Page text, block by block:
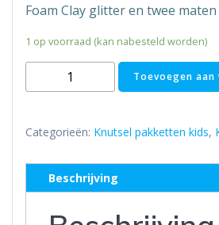
Foam Clay glitter en twee
1 op voorraad (kan nabesteld worden)
Friends
Eenhoorn
-
Klei
Toevoegen
Categorieën: Knutsel pakketten kids,
Beschrijving